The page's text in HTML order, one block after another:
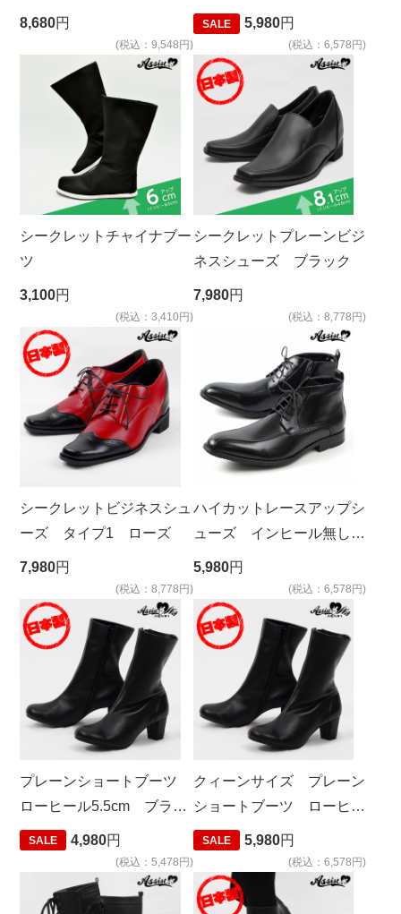
シューズ
8,680円
(税込：9,548円)
SALE 5,980円
(税込：6,578円)
シークレットチャイナブー
ツ
3,100円
(税込：3,410円)
シークレットプレーンビジ
ネスシューズ ブラック
7,980円
(税込：8,778円)
シークレットビジネスシュ
ーズ タイプ1 ローズ
7,980円
(税込：8,778円)
ハイカットレースアップシ
ューズ インヒール無し
ブラック
5,980円
(税込：6,578円)
プレーンショートブーツ
ローヒール5.5cm ブラッ
ク
SALE 4,980円
(税込：5,478円)
クィーンサイズ プレーン
ショートブーツ ローヒー
ル5.5cm ブラック
SALE 5,980円
(税込：6,578円)